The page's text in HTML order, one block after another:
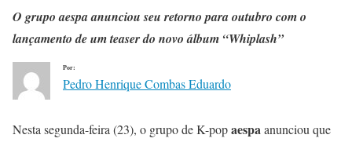
O grupo aespa anunciou seu retorno para outubro com o
lançamento de um teaser do novo álbum “Whiplash”
Por:
Pedro Henrique Combas Eduardo
Nesta segunda-feira (23), o grupo de K-popaespaanunciou que